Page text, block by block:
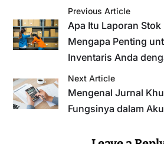
Previous Article
Apa Itu Laporan
Mengapa Penting
Inventaris Anda
Next Article
Mengenal Jurnal
Fungsinya dalam